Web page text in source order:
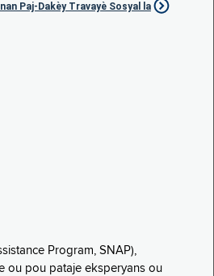
Paj-Dakèy Travayè Sosyal la
Program, SNAP),
ou pou pataje eksperyans ou